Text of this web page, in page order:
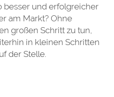
besser und erfolgreicher
am Markt? Ohne
großen Schritt zu tun,
in kleinen Schritten
der Stelle.